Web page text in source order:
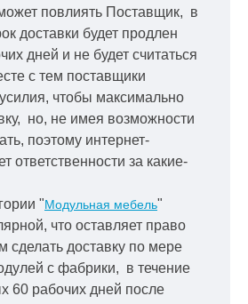
повлиять Поставщик, в
доставки будет продлен
дней и не будет считаться
с тем поставщики
чтобы максимально
но, не имея возможности
поэтому интернет-
ответственности за какие-
"Модульная мебель"
что оставляет право
сделать доставку по мере
с фабрики, в течение
60 рабочих дней после